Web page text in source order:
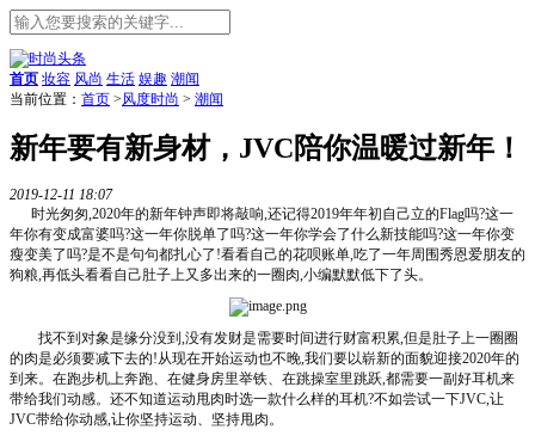
首页 妆容 风尚 生活 娱趣 潮闻
当前位置： 首页 >风度时尚 > 潮闻
新年要有新身材，JVC陪你温暖过新年！
2019-12-11 18:07
时光匆匆,2020年的新年钟声即将敲响,还记得2019年年初自己立的Flag吗?这一
年你有变成富婆吗?这一年你脱单了吗?这一年你学会了什么新技能吗?这一年你变
瘦变美了吗?是不是句句都扎心了!看看自己的花呗账单,吃了一年周围秀恩爱朋友的
狗粮,再低头看看自己肚子上又多出来的一圈肉,小编默默低下了头。
找不到对象是缘分没到,没有发财是需要时间进行财富积累,但是肚子上一圈圈
的肉是必须要减下去的!从现在开始运动也不晚,我们要以崭新的面貌迎接2020年的
到来。在跑步机上奔跑、在健身房里举铁、在跳操室里跳跃,都需要一副好耳机来
带给我们动感。还不知道运动甩肉时选一款什么样的耳机?不如尝试一下JVC,让
JVC带给你动感,让你坚持运动、坚持甩肉。